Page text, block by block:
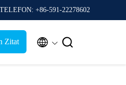
TELEFON: +86-591-22278602
Zitat  